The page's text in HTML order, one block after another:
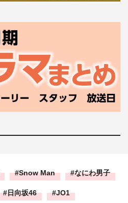
Snow Man なにわ男子
日向坂46 JO1